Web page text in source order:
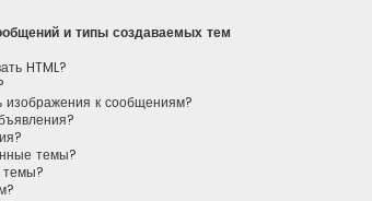
и типы создаваемых тем
HTML?
изображения к сообщениям?
темы?
темы?